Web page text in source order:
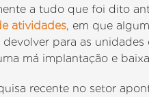
a tudo que foi dito
atividades, em que
devolver para as
má implantação e
recente no setor